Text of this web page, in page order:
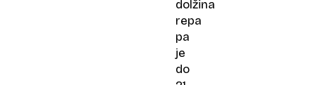
dolžina
repa
pa
je
do